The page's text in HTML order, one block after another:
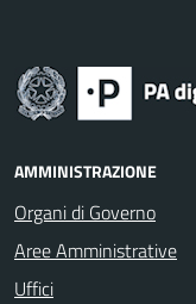
AMMINISTRAZIONE
Organi di Governo
Aree Amministrative
Uffici